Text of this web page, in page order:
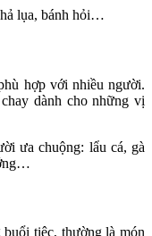
lụa, bánh hỏi…
hợp với nhiều người.
dành cho những vị
ưa chuộng: lẩu cá, gà
tiệc, thường là món